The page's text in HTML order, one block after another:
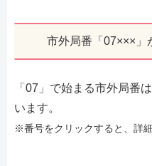
市外局番「07×××」
「07」で始まる市外局番
います。
※番号をクリックすると、詳